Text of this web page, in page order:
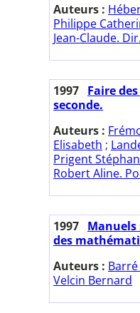
Auteurs :
Philippe
Jean-Claude. Dir.
1997 Faire
seconde.
Auteurs :
Elisabeth ;
Prigent
Robert Aline.
1997 Manuels
des
Auteurs :
Velcin Bernard